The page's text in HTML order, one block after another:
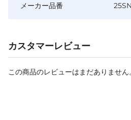
メーカー品番
カスタマーレビュー
この商品のレビューはまだありません。